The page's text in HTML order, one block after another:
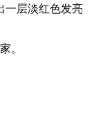
一层淡红色发亮
。